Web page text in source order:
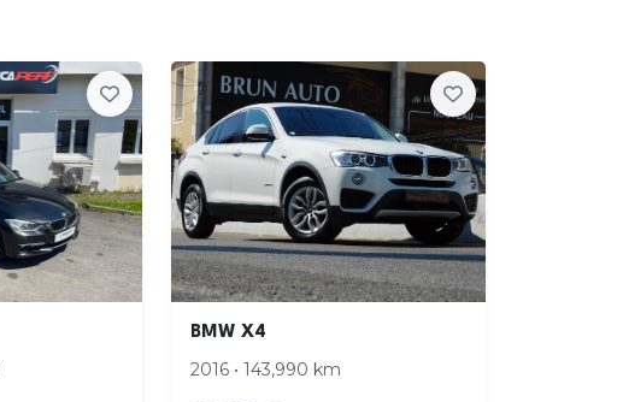
BMW X4
2016 • 143,990 km